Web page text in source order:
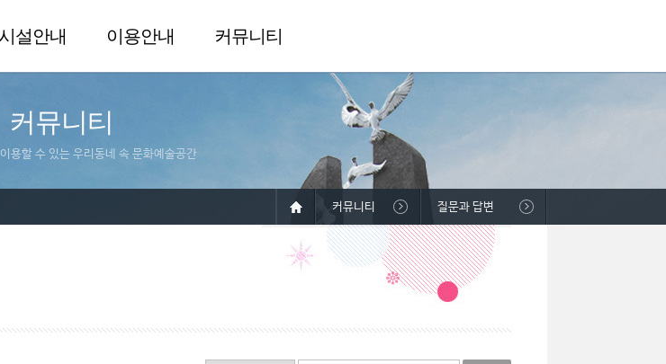
시설안내 이용안내 커뮤니티
커뮤니티
용할 수 있는 우리동네 속 문화예술공간
커뮤니티 질문과 답변